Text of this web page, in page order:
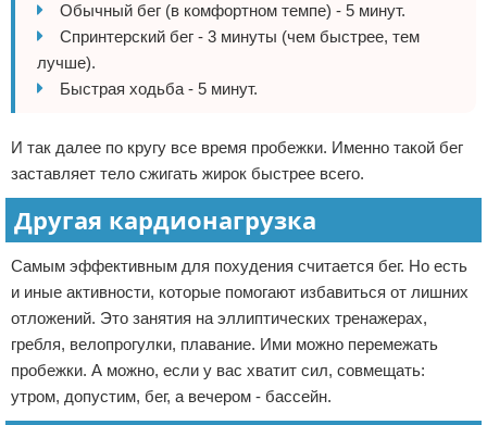
Обычный бег (в комфортном темпе) - 5 минут.
Спринтерский бег - 3 минуты (чем быстрее, тем
лучше).
Быстрая ходьба - 5 минут.
И так далее по кругу все время пробежки. Именно такой бег
заставляет тело сжигать жирок быстрее всего.
Другая кардионагрузка
Самым эффективным для похудения считается бег. Но есть
и иные активности, которые помогают избавиться от лишних
отложений. Это занятия на эллиптических тренажерах,
гребля, велопрогулки, плавание. Ими можно перемежать
пробежки. А можно, если у вас хватит сил, совмещать:
утром, допустим, бег, а вечером - бассейн.